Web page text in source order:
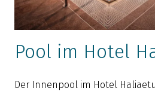
Pool im Hotel
Der Innenpool im Hotel